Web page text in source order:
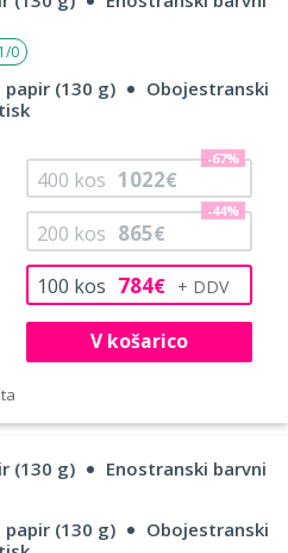
0
(130 g)
Obojestranski
100 kos 784€
200 kos 865€
-44%
400 kos 1022€
-67%
V košarico
(130 g)
Enostranski barvni
(130 g)
Obojestranski